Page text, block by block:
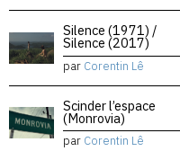
Silence (1971) /
Silence (2017)
par Corentin Lê
Scinder l’espace
(Monrovia)
par Corentin Lê